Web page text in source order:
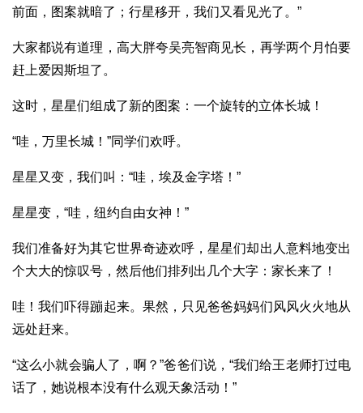
前面，图案就暗了；行星移开，我们又看见光了。”
大家都说有道理，高大胖夸吴亮智商见长，再学两个月怕要
赶上爱因斯坦了。
这时，星星们组成了新的图案：一个旋转的立体长城！
“哇，万里长城！”同学们欢呼。
星星又变，我们叫：“哇，埃及金字塔！”
星星变，“哇，纽约自由女神！”
我们准备好为其它世界奇迹欢呼，星星们却出人意料地变出
个大大的惊叹号，然后他们排列出几个大字：家长来了！
哇！我们吓得蹦起来。果然，只见爸爸妈妈们风风火火地从
远处赶来。
“这么小就会骗人了，啊？”爸爸们说，“我们给王老师打过电
话了，她说根本没有什么观天象活动！”